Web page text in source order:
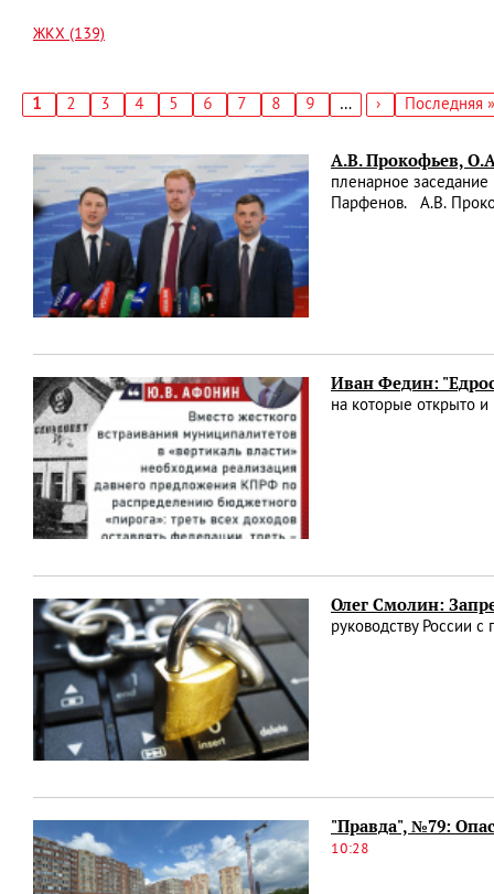
ЖКХ (139)
Текущая
1 Страница
2 Страница
3 Страница
4 Страница
5 Страница
6 Страница
7 Страница
8 Страница
9 …
Следующая
›
Последняя
Последняя »
А.В. Прокофьев,
пленарное
Парфенов. А.В.
Иван Федин:
на которые открыто
Олег Смолин:
руководству России
"Правда", №79:
10:28